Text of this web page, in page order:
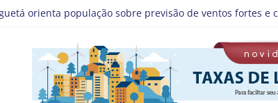
orienta população sobre previsão de ventos fortes e
de Agosto
de Guaratinguetá realiza mais uma edição do
atenderá o seguinte bairro neste sábado, (08)